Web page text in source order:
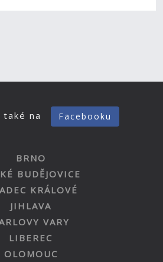
na Facebooku
BRNO
BUDĚJOVICE
KRÁLOVÉ
JIHLAVA
VARY
LIBEREC
OLOMOUC